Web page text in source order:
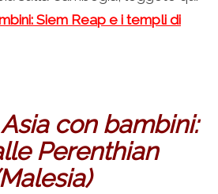
Siem Reap e i templi di
con bambini:
Perenthian